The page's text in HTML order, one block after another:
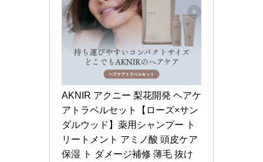
AKNIR アクニー 梨花開発 ヘアケ
アトラベルセット【ローズ×サン
ダルウッド】薬用シャンプー ト
リートメント アミノ酸 頭皮ケア
保湿 ト ダメージ補修 薄毛 抜け